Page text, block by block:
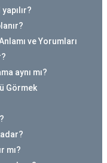
ve Yorumları
aynı mı?
Görmek
mı?